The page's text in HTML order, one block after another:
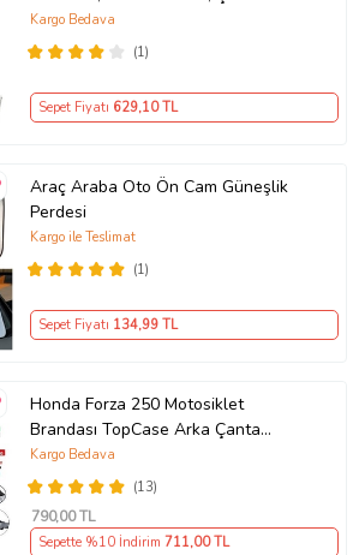
(1)
Kargo Bedava
Sepet Fiyatı 629,10 TL
Araç Araba Oto Ön Cam Güneşlik
Perdesi
(1)
Kargo ile Teslimat
Sepet Fiyatı 134,99 TL
Honda Forza 250 Motosiklet
Brandası TopCase Arka Çanta
Uyumlu Branda,Örtü
(13)
Kargo Bedava
790,00 TL
Sepette %10 İndirim 711,00 TL